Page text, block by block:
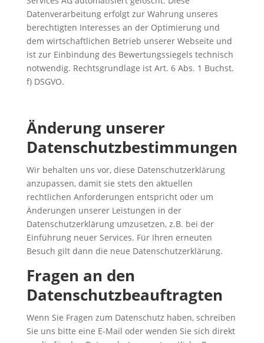
Datenverarbeitung erfolgt zur Wahrung unseres
berechtigten Interesses an der Optimierung und
dem wirtschaftlichen Betrieb unserer Webseite und
ist zur Einbindung des Bewertungssiegels technisch
notwendig. Rechtsgrundlage ist Art. 6 Abs. 1 Buchst.
f) DSGVO.
Änderung unserer
Datenschutzbestimmungen
Wir behalten uns vor, diese Datenschutzerklärung
anzupassen, damit sie stets den aktuellen
rechtlichen Anforderungen entspricht oder um
Änderungen unserer Leistungen in der
Datenschutzerklärung umzusetzen, z.B. bei der
Einführung neuer Services. Für Ihren erneuten
Besuch gilt dann die neue Datenschutzerklärung.
Fragen an den
Datenschutzbeauftragten
Wenn Sie Fragen zum Datenschutz haben, schreiben
Sie uns bitte eine E-Mail oder wenden Sie sich direkt